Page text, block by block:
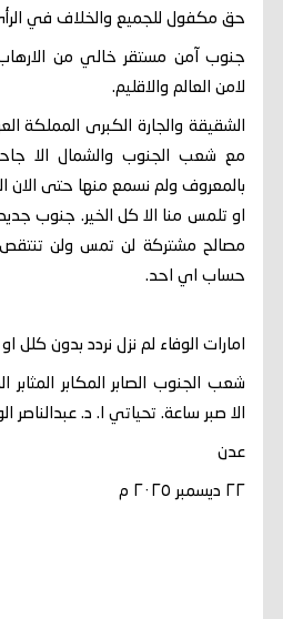
حق مكفول للجميع والخلاف في
جنوب آمن مستقر خالي من
لامن العالم والاقليم.
الشقيقة والجارة الكبرى المملكة
مع شعب الجنوب والشمال الا
بالمعروف ولم نسمع منها حتى الان
او تلمس منا الا كل الخير. جنوب
مصالح مشتركة لن تمس ولن تنتقص
حساب اي احد.
امارات الوفاء لم نزل نردد بدون كلل
شعب الجنوب الصابر المكابر المثابر
الا صبر ساعة. تحياتي ا. د. عبدالناصر
عدن
٢٢ ديسمبر ٢٠٢٥ م